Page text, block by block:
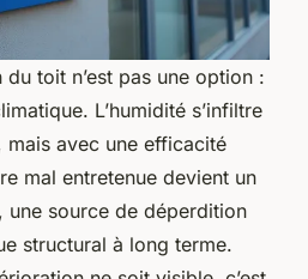
du toit n’est pas une option :
L’humidité s’infiltre
mais avec une efficacité
mal entretenue devient un
une source de déperdition
structural à long terme.